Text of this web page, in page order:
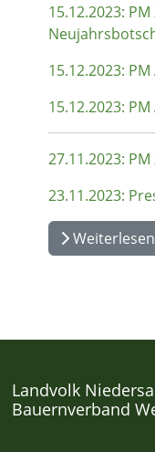
15.12.2023:
15.12.2023:
15.12.2023:
27.11.2023:
23.11.2023:
Landvolk
Bauernverband